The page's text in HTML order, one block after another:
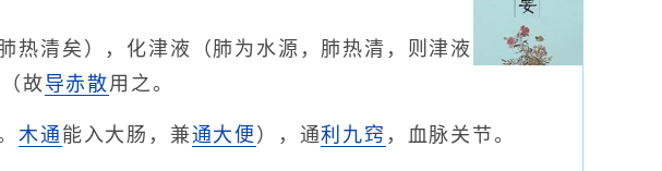
热清矣），化津液（肺为水源，肺热清，则津液
故导赤散用之。
木通能入大肠，兼通大便 ），通利九窍 ，血脉关节。